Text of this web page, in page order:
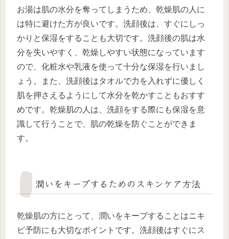
お湯は肌の水分を奪ってしまうため、乾燥肌の人に
は特に避けた方が良いです。洗顔後は、すぐにしっ
かりと保湿をすることも大切です。洗顔後の肌は水
分を失いやすく、乾燥しやすい状態になっています
ので、化粧水や乳液を使って十分な保湿を行いまし
ょう。また、洗顔後はタオルで力を入れずに優しく
肌を押さえるようにして水分を乾かすこともおすす
めです。乾燥肌の人は、洗顔をする際にも保湿を意
識して行うことで、肌の乾燥を防ぐことができま
す。
潤いをキープするためのスキンケア方法
乾燥肌の方にとって、潤いをキープすることはニキ
ビ予防にも大切なポイントです。洗顔後はすぐにス